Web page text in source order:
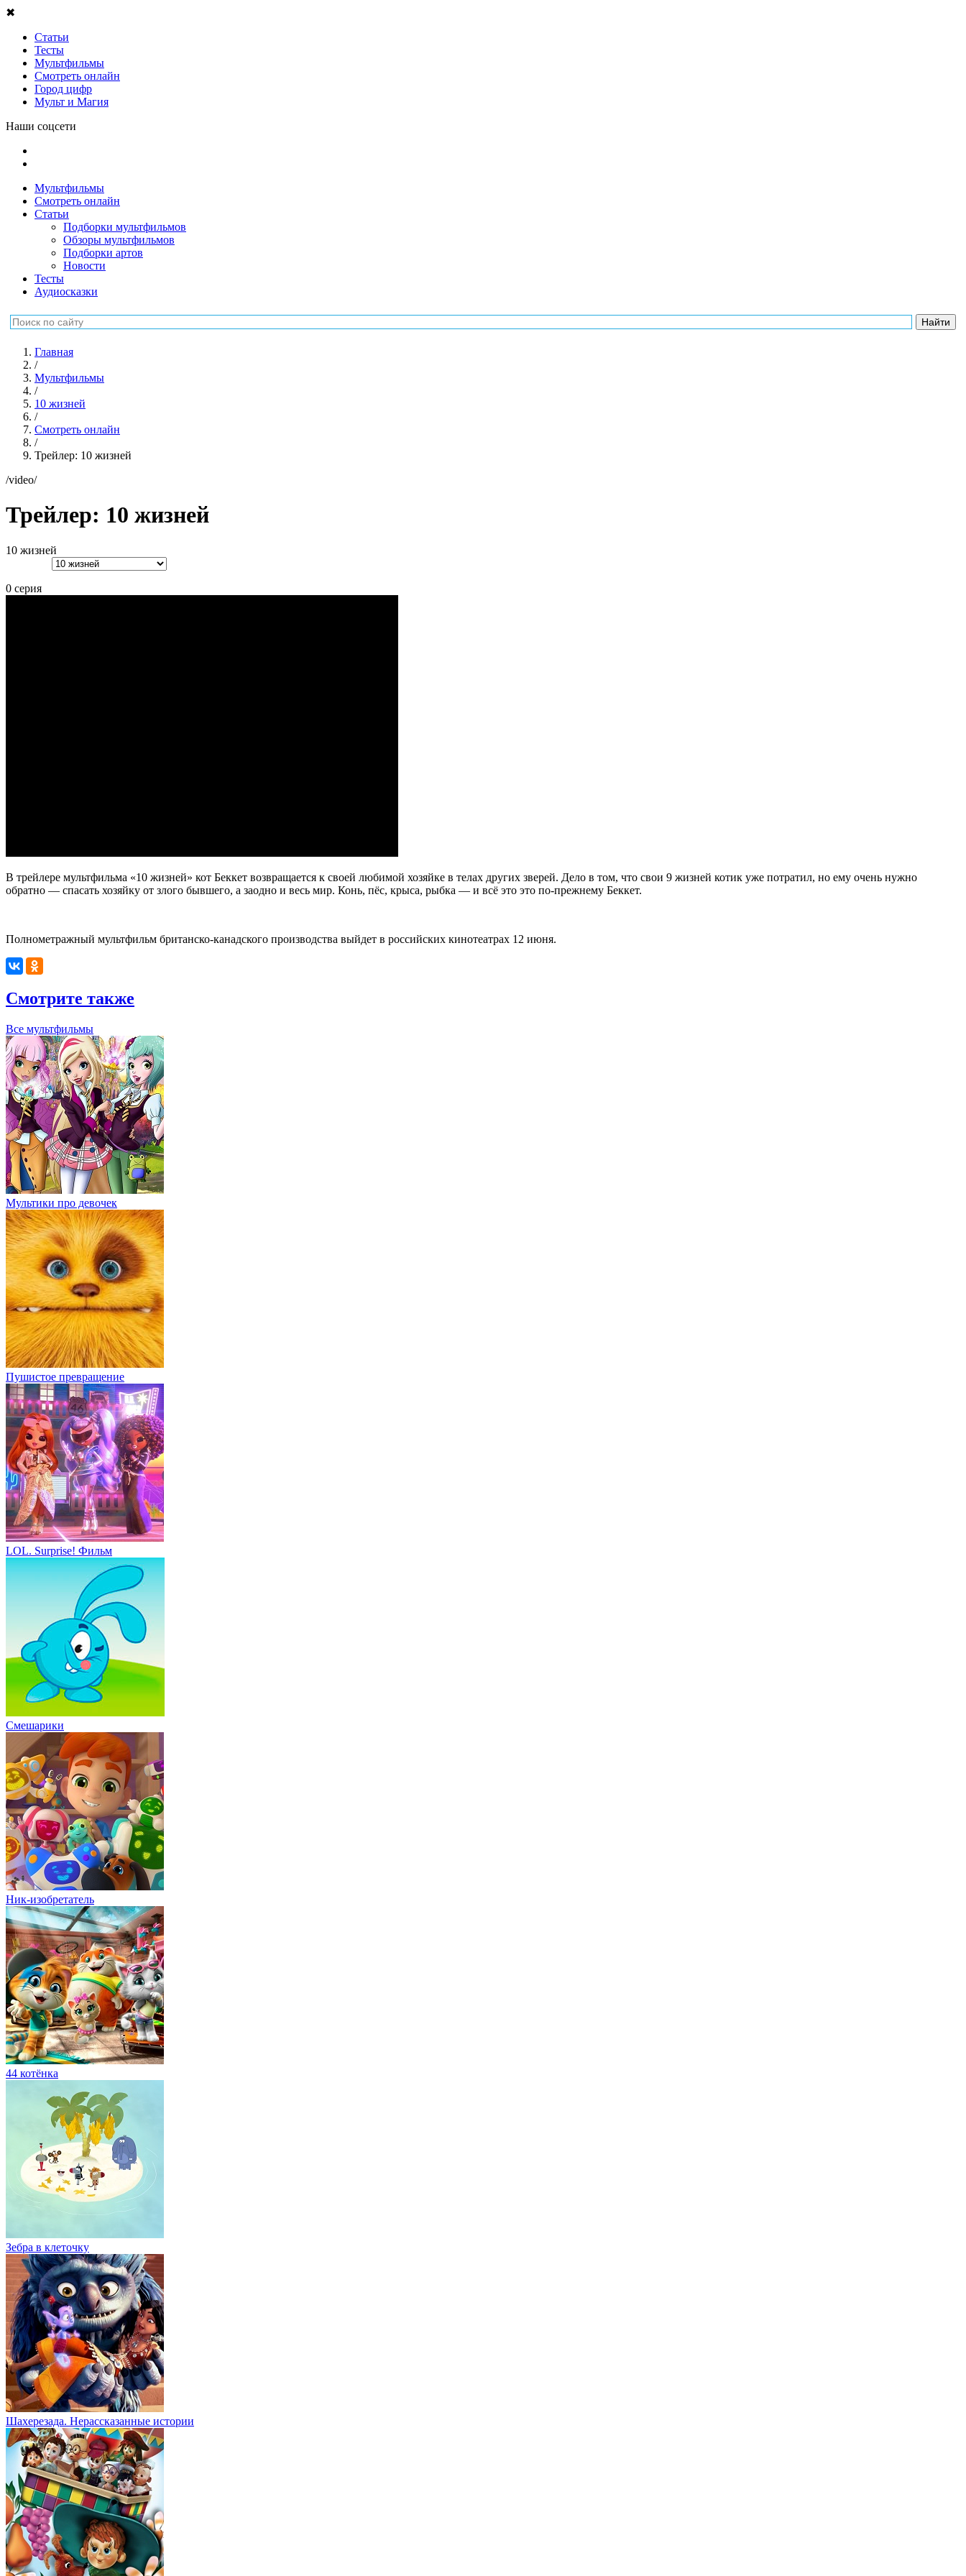
✖
Статьи
Тесты
Мультфильмы
Смотреть онлайн
Город цифр
Мульт и Магия
Наши соцсети
Мультфильмы
Смотреть онлайн
Статьи
Подборки мультфильмов
Обзоры мультфильмов
Подборки артов
Новости
Тесты
Аудиосказки
Главная
/
Мультфильмы
/
10 жизней
/
Смотреть онлайн
/
Трейлер: 10 жизней
/video/
Трейлер: 10 жизней
10 жизней
0 серия
В трейлере мультфильма «10 жизней» кот Беккет возвращается к своей любимой хозяйке в телах других зверей. Дело в том, что свои 9 жизней котик уже потратил, но ему очень нужно
обратно — спасать хозяйку от злого бывшего, а заодно и весь мир. Конь, пёс, крыса, рыбка — и всё это это по-прежнему Беккет.
Полнометражный мультфильм британско-канадского производства выйдет в российских кинотеатрах 12 июня.
Смотрите также
Все мультфильмы
Мультики про девочек
Пушистое превращение
LOL. Surprise! Фильм
Смешарики
Ник-изобретатель
44 котёнка
Зебра в клеточку
Шахерезада. Нерассказанные истории